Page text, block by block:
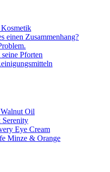
Kosmetik
einen Zusammenhang?
Pforten
Oil
Eye Cream
Minze & Orange